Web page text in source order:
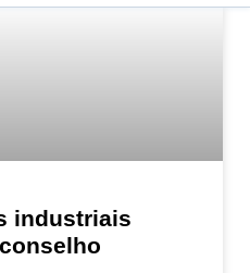
industriais